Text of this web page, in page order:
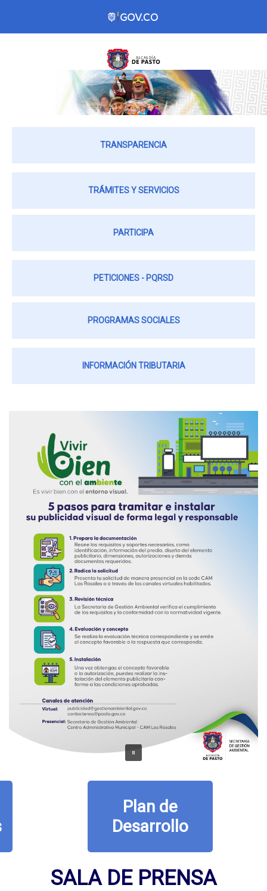
TRANSPARENCIA
TRÁMITES Y SERVICIOS
PARTICIPA
PETICIONES - PQRSD
PROGRAMAS SOCIALES
INFORMACIÓN TRIBUTARIA
Plan de
Desarrollo
SALA DE PRENSA